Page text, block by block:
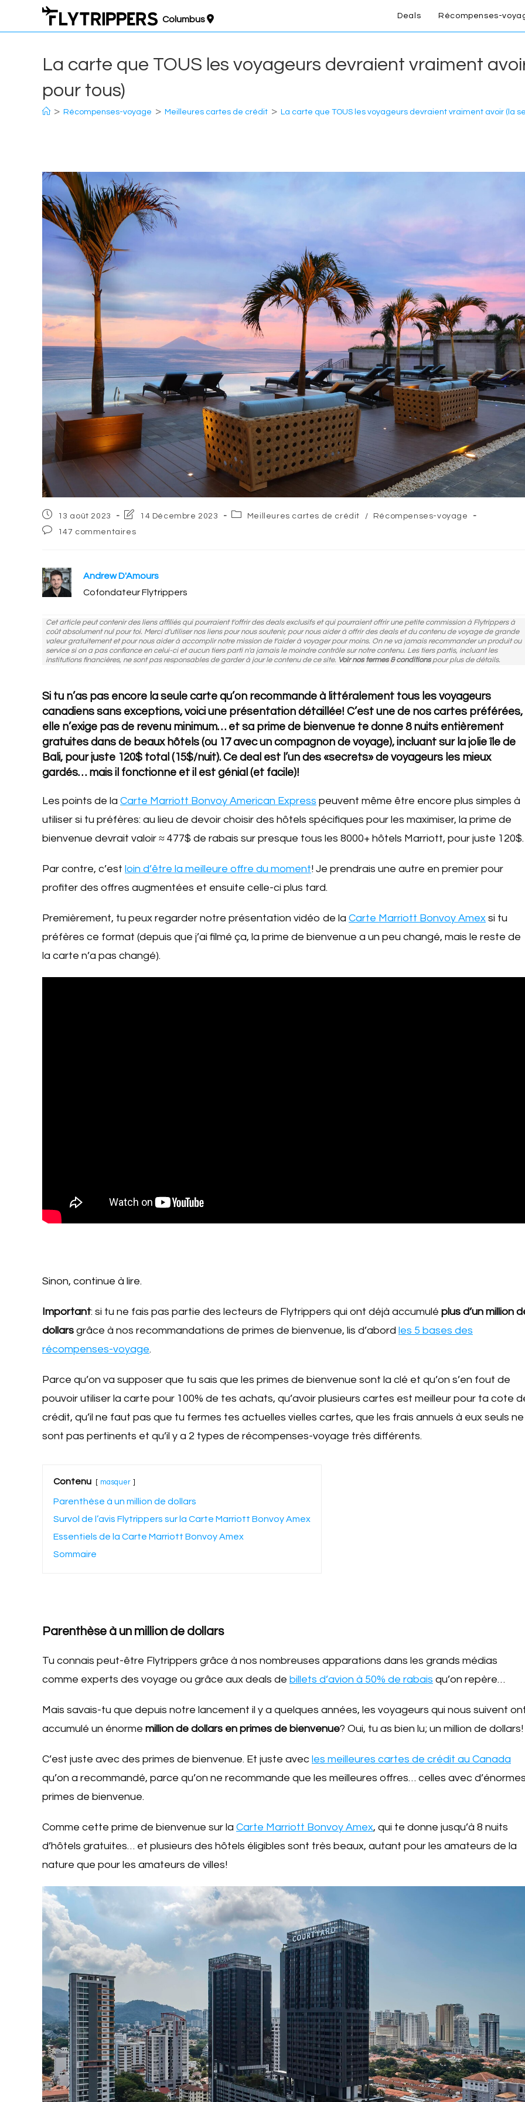
Columbus Deals Récompenses-
La carte que TOUS les voyageurs devraient vraiment
pour tous)
> Récompenses-voyage > Meilleures cartes de crédit > La carte que TOUS les voyageurs devraient vraiment avoir (la
Post
published:
13 août 2023
Post
modified:
14 Décembre 2023
PostMeilleures cartes de crédit /
Récompenses-voyage
Post147 commentaires
Andrew D'Amours
Cofondateur Flytrippers
Cet article peut contenir des liens affiliés qui pourraient t'offrir des deals exclusifs et qui pourraient offrir une petite commission à Flytrippers à
coût absolument nul pour toi. Merci d'utiliser nos liens pour nous soutenir, pour nous aider à offrir des deals et du contenu de voyage de grande
valeur gratuitement et pour nous aider à accomplir notre mission de t'aider à voyager pour moins. On ne va jamais recommander un produit ou
service si on a pas confiance en celui-ci et aucun tiers parti n'a jamais le moindre contrôle sur notre contenu. Les tiers partis, incluant les
institutions financières, ne sont pas responsables de garder à jour le contenu de ce site. Voir nos termes & conditionspour plus de détails.
Si tu n’as pas encore la seule carte qu’on recommande à littéralement tous les voyageurs
canadiens sans exceptions, voici une présentation détaillée! C’est une de nos cartes préférées,
elle n’exige pas de revenu minimum… et sa prime de bienvenue te donne 8 nuits entièrement
gratuites dans de beaux hôtels (ou 17 avec un compagnon de voyage), incluant sur la jolie île de
Bali, pour juste 120$ total (15$/nuit). Ce deal est l’un des «secrets» de voyageurs les mieux
gardés… mais il fonctionne et il est génial (et facile)!
Les points de la Carte Marriott Bonvoy American Express peuvent même être encore plus simples à
utiliser si tu préfères: au lieu de devoir choisir des hôtels spécifiques pour les maximiser, la prime de
bienvenue devrait valoir ≈ 477$ de rabais sur presque tous les 8000+ hôtels Marriott, pour juste 120$.
Par contre, c’est loin d’être la meilleure offre du moment! Je prendrais une autre en premier pour
profiter des offres augmentées et ensuite celle-ci plus tard.
Premièrement, tu peux regarder notre présentation vidéo de la Carte Marriott Bonvoy Amex si tu
préfères ce format (depuis que j’ai filmé ça, la prime de bienvenue a un peu changé, mais le reste de
la carte n’a pas changé).
Sinon, continue à lire.
Important: si tu ne fais pas partie des lecteurs de Flytrippers qui ont déjà accumulé plus d’un million
dollars grâce à nos recommandations de primes de bienvenue, lis d’abord les 5 bases des
récompenses-voyage.
Parce qu’on va supposer que tu sais que les primes de bienvenue sont la clé et qu’on s’en fout de
pouvoir utiliser la carte pour 100% de tes achats, qu’avoir plusieurs cartes est meilleur pour ta cote
crédit, qu’il ne faut pas que tu fermes tes actuelles vielles cartes, que les frais annuels à eux seuls ne
sont pas pertinents et qu’il y a 2 types de récompenses-voyage très différents.
Contenu masquer
Parenthèse à un million de dollars
Survol de l’avis Flytrippers sur la Carte Marriott Bonvoy Amex
Essentiels de la Carte Marriott Bonvoy Amex
Sommaire
Parenthèse à un million de dollars
Tu connais peut-être Flytrippers grâce à nos nombreuses apparations dans les grands médias
comme experts des voyage ou grâce aux deals de billets d’avion à 50% de rabais qu’on repère…
Mais savais-tu que depuis notre lancement il y a quelques années, les voyageurs qui nous suivent
accumulé un énorme million de dollars en primes de bienvenue? Oui, tu as bien lu; un million de dollars!
C’est juste avec des primes de bienvenue. Et juste avec les meilleures cartes de crédit au Canada
qu’on a recommandé, parce qu’on ne recommande que les meilleures offres… celles avec
primes de bienvenue.
Comme cette prime de bienvenue sur la Carte Marriott Bonvoy Amex, qui te donne jusqu’à 8 nuits
d’hôtels gratuites… et plusieurs des hôtels éligibles sont très beaux, autant pour les amateurs de la
nature que pour les amateurs de villes!